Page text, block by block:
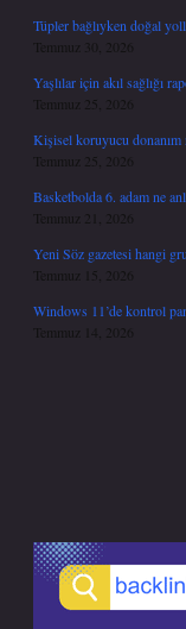
Tüpler bağlıyken doğal
Temmuz 30, 2026
Yaşlılar için akıl sağlığı
Temmuz 25, 2026
Kişisel koruyucu donanım
Temmuz 25, 2026
Basketbolda 6. adam ne
Temmuz 21, 2026
Yeni Söz gazetesi hangi
Temmuz 15, 2026
Windows 11’de kontrol
Temmuz 14, 2026